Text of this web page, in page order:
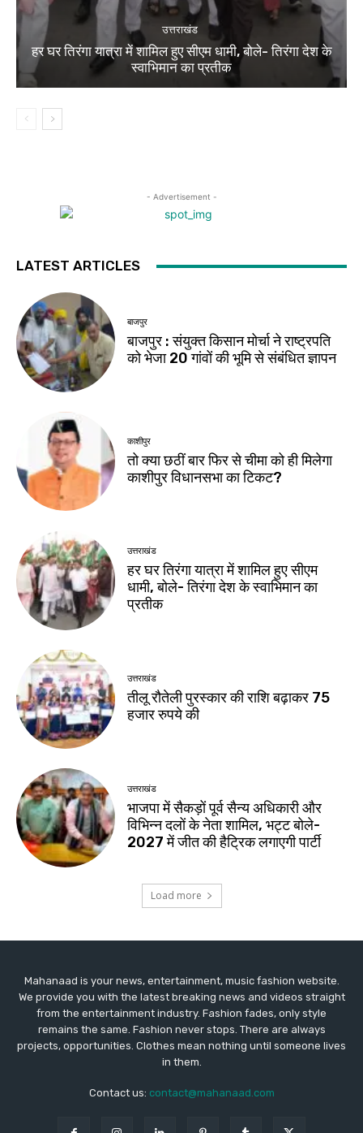
Mahanaad is your news, entertainment, music fashion website.
We provide you with the latest breaking news and videos straight
from the entertainment industry. Fashion fades, only style
remains the same. Fashion never stops. There are always
projects, opportunities. Clothes mean nothing until someone lives
in them.
Contact us: contact@mahanaad.com